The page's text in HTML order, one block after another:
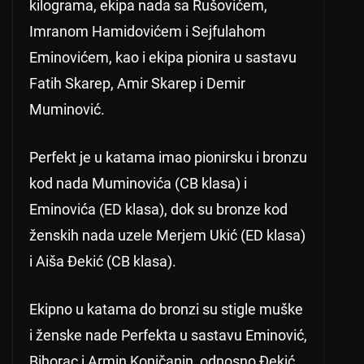
kilograma, ekipa nada sa Rušovićem,
Imranom Hamidovićem i Sejfulahom
Eminovićem, kao i ekipa pionira u sastavu
Fatih Skarep, Amir Skarep i Demir
Muminović.
Perfekt je u katama imao pionirsku i bronzu
kod nada Muminovića (CB klasa) i
Eminovića (ED klasa), dok su bronze kod
ženskih nada uzele Merjem Ukić (ED klasa)
i Aiša Đekić (CB klasa).
Ekipno u katama do bronzi su stigle muške
i ženske nade Perfekta u sastavu Eminović,